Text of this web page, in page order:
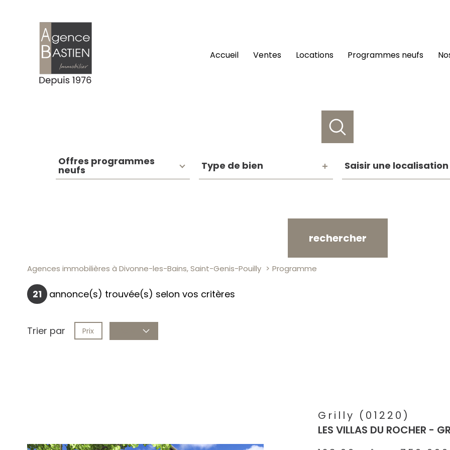
accueil ventes locations programmes neufs
VOTRE
RECHERCHE
Type
d'offre
Offres programmes
neufs de
bien
Type de bien une
localisation
Saisir une localisation
rechercher
Agences immobilières à Divonne-les-Bains, Saint-Genis-Pouilly Programme
21 annonce(s) trouvée(s) selon vos critères
Trier par Prix
Grilly (01220)
LES VILLAS DU ROCHER -